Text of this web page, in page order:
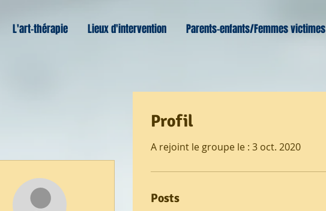
L'art-thérapie Lieux d'intervention Parents-enfants/Femmes victimes
Profil
A rejoint le groupe le : 3 oct. 2020
Posts